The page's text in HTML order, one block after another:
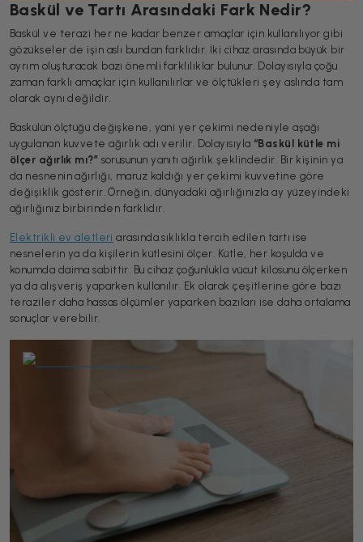
Baskül ve Tartı Arasındaki Fark Nedir?
Baskül ve terazi her ne kadar benzer amaçlar için kullanılıyor gibi
gözükseler de işin aslı bundan farklıdır. İki cihaz arasında büyük bir
ayrım oluşturacak bazı önemli farklılıklar bulunur. Dolayısıyla çoğu
zaman farklı amaçlar için kullanılırlar ve ölçtükleri şey aslında tam
olarak aynı değildir.
Baskülün ölçtüğü değişkene, yani yer çekimi nedeniyle aşağı
uygulanan kuvvete ağırlık adı verilir. Dolayısıyla “Baskül kütle mi
ölçer ağırlık mı?” sorusunun yanıtı ağırlık şeklindedir. Bir kişinin ya
da nesnenin ağırlığı, maruz kaldığı yer çekimi kuvvetine göre
değişiklik gösterir. Örneğin, dünyadaki ağırlığınızla ay yüzeyindeki
ağırlığınız birbirinden farklıdır.
Elektrikli ev aletleri arasında sıklıkla tercih edilen tartı ise
nesnelerin ya da kişilerin kütlesini ölçer. Kütle, her koşulda ve
konumda daima sabittir. Bu cihaz çoğunlukla vücut kilosunu ölçerken
ya da alışveriş yaparken kullanılır. Ek olarak çeşitlerine göre bazı
teraziler daha hassas ölçümler yaparken bazıları ise daha ortalama
sonuçlar verebilir.